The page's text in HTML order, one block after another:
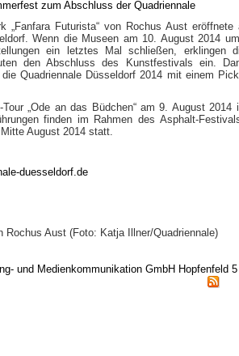
„Fanfara Futurista“ von Rochus Aust
Wenn die Museen am 10. August 2014
ein letztes Mal schließen, erklingen
den Abschluss des Kunstfestivals ein.
Quadriennale Düsseldorf 2014 mit einem
Tour „Ode an das Büdchen“ am 9. August
finden im Rahmen des Asphalt-
August 2014 statt.
duesseldorf.de
Rochus Aust (Foto: Katja Illner/Quadriennale)
und Medienkommunikation GmbH Hopfenfeld